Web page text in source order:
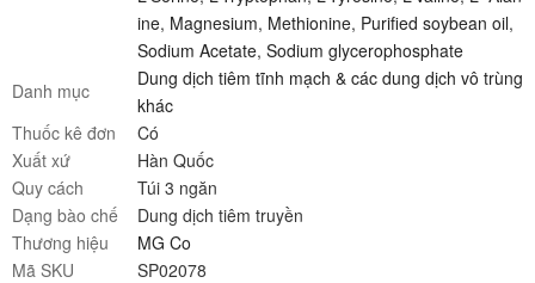
ine, Magnesium, Methionine, Purified soybean oil,
Sodium Acetate, Sodium glycerophosphate
Danh mục
Dung dịch tiêm tĩnh mạch & các dung dịch vô trùng
khác
Thuốc kê đơn
Có
Xuất xứ
Hàn Quốc
Quy cách
Túi 3 ngăn
Dạng bào chế
Dung dịch tiêm truyền
Thương hiệu
MG Co
Mã SKU
SP02078